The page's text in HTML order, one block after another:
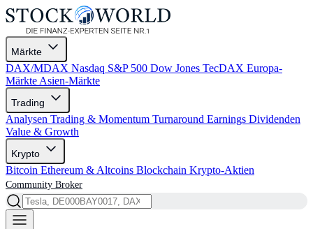
Märkte
DAX/MDAX Nasdaq S&P 500 Dow Jones TecDAX Europa-
Märkte Asien-Märkte
Trading
Analysen Trading & Momentum Turnaround Earnings Dividenden
Value & Growth
Krypto
Bitcoin Ethereum & Altcoins Blockchain Krypto-Aktien
Community Broker